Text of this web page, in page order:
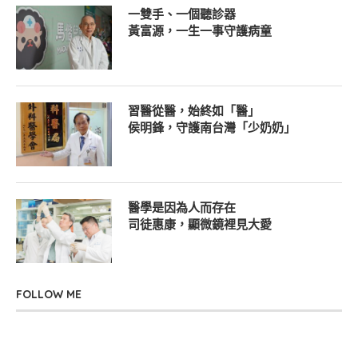
一雙手、一個聽診器
黃富源，一生一事守護病童
習醫從醫，始終如「醫」
侯明鋒，守護南台灣「少奶奶」
醫學是因為人而存在
司徒惠康，顯微鏡裡見大愛
FOLLOW ME